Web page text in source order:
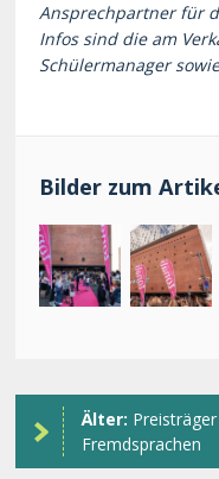
Ansprechpartner für
Infos sind die am
Schülermanager
Bilder zum
Älter:
Fremdsprachen